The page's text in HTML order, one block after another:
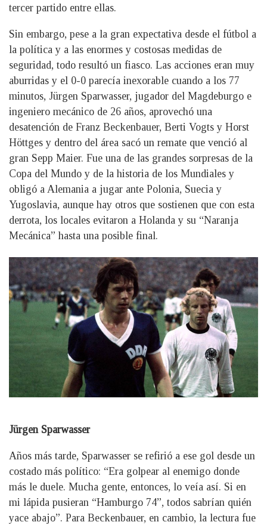
tercer partido entre ellas.
Sin embargo, pese a la gran expectativa desde el fútbol a
la política y a las enormes y costosas medidas de
seguridad, todo resultó un fiasco. Las acciones eran muy
aburridas y el 0-0 parecía inexorable cuando a los 77
minutos, Jürgen Sparwasser, jugador del Magdeburgo e
ingeniero mecánico de 26 años, aprovechó una
desatención de Franz Beckenbauer, Berti Vogts y Horst
Höttges y dentro del área sacó un remate que venció al
gran Sepp Maier. Fue una de las grandes sorpresas de la
Copa del Mundo y de la historia de los Mundiales y
obligó a Alemania a jugar ante Polonia, Suecia y
Yugoslavia, aunque hay otros que sostienen que con esta
derrota, los locales evitaron a Holanda y su “Naranja
Mecánica” hasta una posible final.
Jürgen Sparwasser
Años más tarde, Sparwasser se refirió a ese gol desde un
costado más político: “Era golpear al enemigo donde
más le duele. Mucha gente, entonces, lo veía así. Si en
mi lápida pusieran “Hamburgo 74”, todos sabrían quién
yace abajo”. Para Beckenbauer, en cambio, la lectura fue